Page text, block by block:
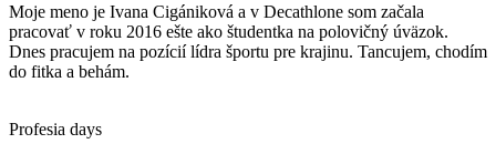
Moje meno je Ivana Cigániková a v Decathlone som začala
pracovať v roku 2016 ešte ako študentka na polovičný úväzok.
Dnes pracujem na pozícií lídra športu pre krajinu. Tancujem, chodím
do fitka a behám.
Profesia days